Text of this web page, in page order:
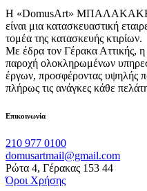
Η «DomusArt»
είναι μια κατασκευαστική
τομέα της κατασκευής κτιρίων.
Με έδρα τον Γέρακα Αττικής, η
παροχή ολοκληρωμένων
έργων, προσφέροντας υψηλής
πλήρως τις ανάγκες κάθε
Επικοινωνία
210 977 0100
domusartmail@gmail.com
Ρώτα 4, Γέρακας 153 44
Όροι Χρήσης